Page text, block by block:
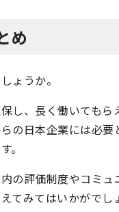
め
ょうか。
し、長く働いてもら
の日本企業には必要
。
の評価制度やコミ
てみてはいかがでし